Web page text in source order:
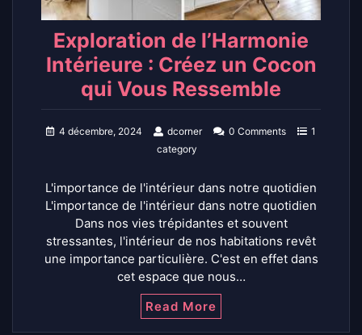
Exploration de l’Harmonie
Intérieure : Créez un Cocon
qui Vous Ressemble
4 décembre, 2024 dcorner 0 Comments
1
category
L'importance de l'intérieur dans notre quotidien
L'importance de l'intérieur dans notre quotidien
Dans nos vies trépidantes et souvent
stressantes, l'intérieur de nos habitations revêt
une importance particulière. C'est en effet dans
cet espace que nous…
Read More